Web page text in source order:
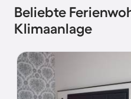
Beliebte
Klimaanlage